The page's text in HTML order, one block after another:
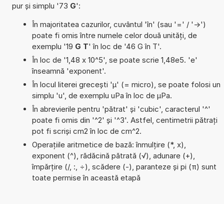
pur și simplu '73 G':
În majoritatea cazurilor, cuvântul 'în' (sau '=' / '->')
poate fi omis între numele celor două unități, de
exemplu '19 G T' în loc de '46 G în T'.
În loc de '1,48 x 10^5', se poate scrie 1,48e5. 'e'
înseamnă 'exponent'.
În locul literei grecești 'µ' (= micro), se poate folosi un
simplu 'u', de exemplu uPa în loc de µPa.
În abrevierile pentru 'pătrat' și 'cubic', caracterul '^'
poate fi omis din '^2' și '^3'. Astfel, centimetrii pătrați
pot fi scriși cm2 în loc de cm^2.
Operațiile aritmetice de bază: înmulțire (*, x),
exponent (^), rădăcină pătrată (√), adunare (+),
împărțire (/, :, ÷), scădere (-), paranteze și pi (π) sunt
toate permise în această etapă